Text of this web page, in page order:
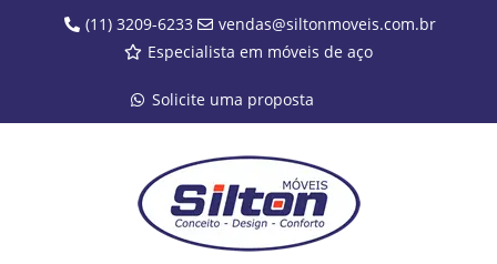
(11) 3209-6233
vendas@siltonmoveis.com.br
Especialista em móveis de aço
Solicite uma proposta